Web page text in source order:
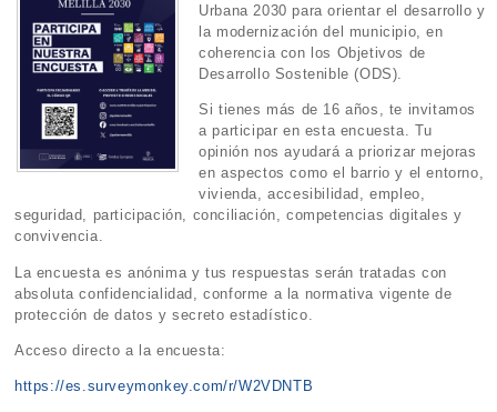
Urbana 2030 para orientar el desarrollo y
la modernización del municipio, en
coherencia con los Objetivos de
Desarrollo Sostenible (ODS).
Si tienes más de 16 años, te invitamos
a participar en esta encuesta. Tu
opinión nos ayudará a priorizar mejoras
en aspectos como el barrio y el entorno,
vivienda, accesibilidad, empleo,
seguridad, participación, conciliación, competencias digitales y
convivencia.
La encuesta es anónima y tus respuestas serán tratadas con
absoluta confidencialidad, conforme a la normativa vigente de
protección de datos y secreto estadístico.
Acceso directo a la encuesta:
https://es.surveymonkey.com/r/W2VDNTB